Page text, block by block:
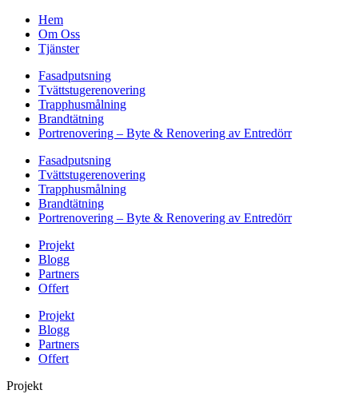
Hem
Om Oss
Tjänster
Fasadputsning
Tvättstugerenovering
Trapphusmålning
Brandtätning
Portrenovering – Byte & Renovering av Entredörr
Fasadputsning
Tvättstugerenovering
Trapphusmålning
Brandtätning
Portrenovering – Byte & Renovering av Entredörr
Projekt
Blogg
Partners
Offert
Projekt
Blogg
Partners
Offert
Projekt